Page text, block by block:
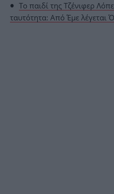
Το παιδί της Τζένιφερ
ταυτότητα: Από Έμε λέγεται